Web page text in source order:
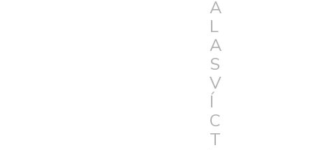
A
L
A
S
V
Í
C
T